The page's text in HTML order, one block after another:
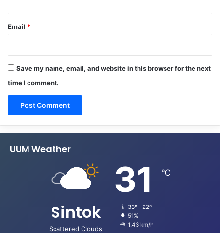
Email *
Save my name, email, and website in this browser for the next
time I comment.
UUM Weather
Sintok
Scattered Clouds
31 ℃
33º - 22º
51%
1.43 km/h